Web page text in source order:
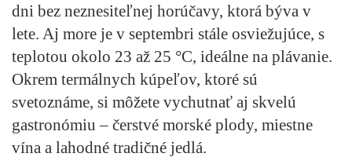
dni bez neznesiteľnej horúčavy, ktorá býva v
lete. Aj more je v septembri stále osviežujúce, s
teplotou okolo 23 až 25 °C, ideálne na plávanie.
Okrem termálnych kúpeľov, ktoré sú
svetoznáme, si môžete vychutnať aj skvelú
gastronómiu – čerstvé morské plody, miestne
vína a lahodné tradičné jedlá.